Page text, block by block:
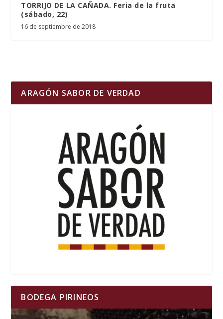
TORRIJO DE LA CAÑADA. Feria de la fruta
(sábado, 22)
16 de septiembre de 2018
ARAGÓN SABOR DE VERDAD
BODEGA PIRINEOS